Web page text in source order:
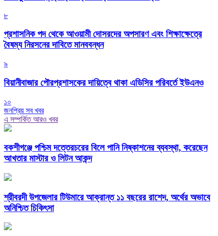
৮
প্রশাসনিক পদ থেকে আওয়ামী দোসরদের অপসারণ এবং শিক্ষাক্ষেত্রে
বৈষম্য নিরসনের দাবিতে মানববন্ধন
৯
বিয়ানীবাজার পৌরপ্রশাসকের দায়িত্বে থাকা এডিসির পরিবর্তে ইউএনও
১০
জনপ্রিয় সব খবর
এ সম্পর্কিত আরও খবর
বকশীগঞ্জে পশ্চিম দত্তেরচরের বিলে পানি নিষ্কাশনের ব্যবস্থা, করেছেন
আখতার মাস্টার ও লিটন আকন্দ
শ্রীবরদী উপজেলার টিউমারে আক্রান্ত ১১ বছরের রাশেদ, অর্থের অভাবে
অনিশ্চিত চিকিৎসা